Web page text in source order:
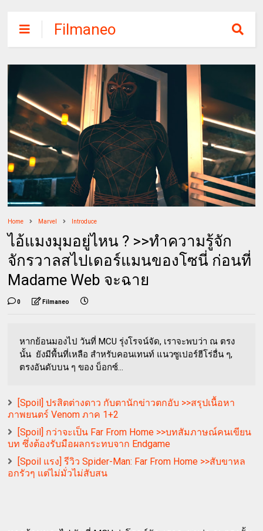
Filmaneo
Home Marvel Introduce
ไอ้แมงมุมอยู่ไหน ? >>ทำความรู้จัก
จักรวาลสไปเดอร์แมนของโซนี่ ก่อนที่
Madame Web จะฉาย
0 Filmaneo
หากย้อนมองไป วันที่ MCU รุ่งโรจน์จัด, เราจะพบว่า ณ ตรง
นั้น ยังมีพื้นที่เหลือ สำหรับคอนเทนท์ แนวซูเปอร์ฮีโร่อื่น ๆ,
ตรงอันดับบน ๆ ของ บ็อกซ์...
[Spoil] ปรสิตต่างดาว กับตานักข่าวตกอับ >>สรุปเนื้อหา
ภาพยนตร์ Venom ภาค 1+2
[Spoil] กว่าจะเป็น Far From Home >>บทสัมภาษณ์คนเขียน
บท ซึ่งต้องรับมือผลกระทบจาก Endgame
[Spoil แรง] รีวิว Spider-Man: Far From Home >>สับขาหล
อกรัวๆ แต่ไม่มั่วไม่สับสน